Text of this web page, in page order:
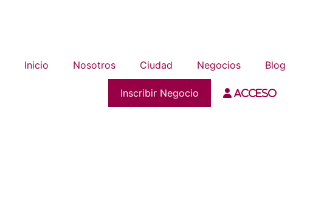
Inicio Nosotros Ciudad Negocios Blog
Inscribir Negocio Acceso